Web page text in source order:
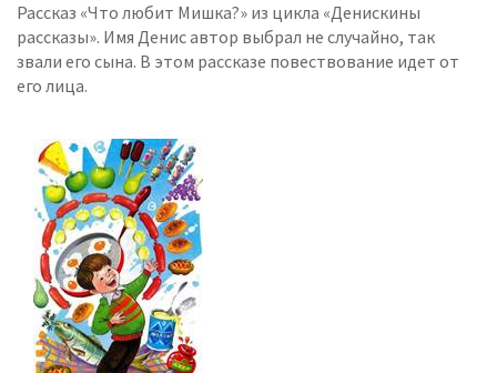
Рассказ «Что любит Мишка?» из цикла «Денискины
рассказы». Имя Денис автор выбрал не случайно, так
звали его сына. В этом рассказе повествование идет от
его лица.